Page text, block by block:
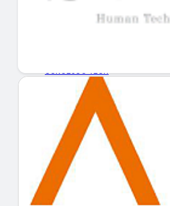
GUÍA DE COMPRA
MERCADOS Y TENDENCIAS
EVENTOS
HEMEROTECA